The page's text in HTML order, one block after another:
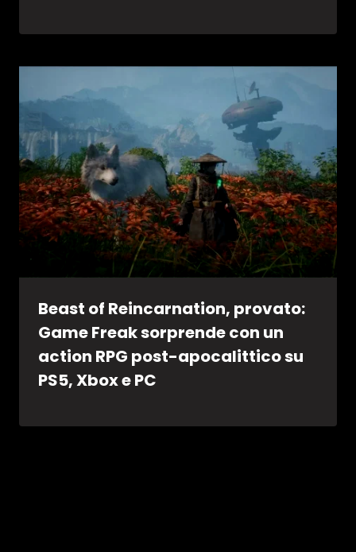
Beast of Reincarnation, provato:
Game Freak sorprende con un
action RPG post-apocalittico su
PS5, Xbox e PC